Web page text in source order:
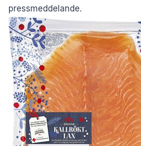
pressmeddelande.